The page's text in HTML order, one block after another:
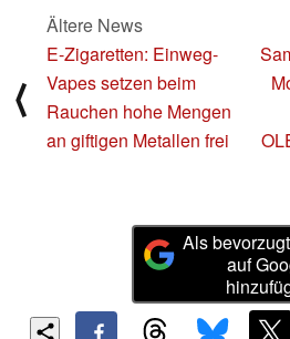
⟨
Ältere News
E-Zigaretten: Einweg-
Vapes setzen beim
Rauchen hohe Mengen
an giftigen Metallen frei
Als
auf